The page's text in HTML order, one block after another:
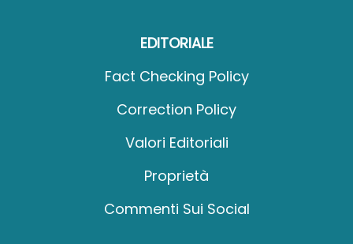
EDITORIALE
Fact Checking Policy
Correction Policy
Valori Editoriali
Proprietà
Commenti Sui Social